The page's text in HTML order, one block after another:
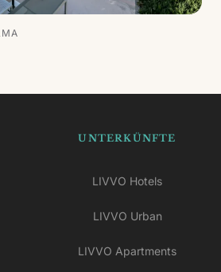
UNTERKÜNFTE
LIVVO Hotels
LIVVO Urban
LIVVO Apartments